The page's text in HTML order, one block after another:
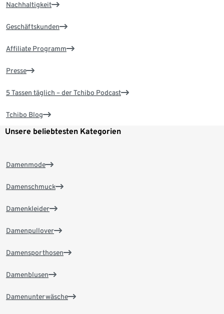
Nachhaltigkeit
Geschäftskunden
Affiliate Programm
Presse
5 Tassen täglich – der Tchibo Podcast
Tchibo Blog
Unsere beliebtesten Kategorien
Damenmode
Damenschmuck
Damenkleider
Damenpullover
Damensporthosen
Damenblusen
Damenunterwäsche